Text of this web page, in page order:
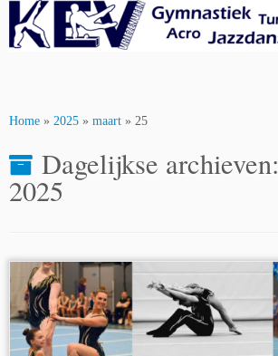
content
Home » 2025 » maart » 25
Dagelijkse archieven:
2025